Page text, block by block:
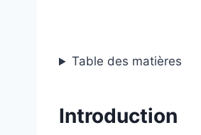
Table des matières
Introduction